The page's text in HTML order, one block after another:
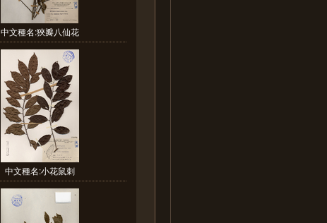
中文種名:狹瓣八仙花
中文種名:小花鼠刺